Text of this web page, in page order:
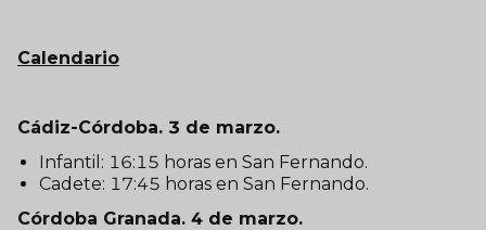
Calendario
Cádiz-Córdoba. 3 de marzo.
Infantil: 16:15 horas en San Fernando.
Cadete: 17:45 horas en San Fernando.
Córdoba Granada. 4 de marzo.